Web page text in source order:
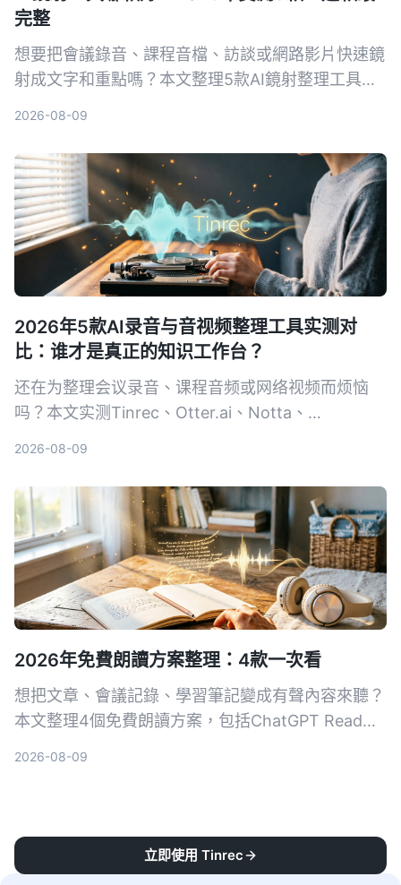
完整
想要把會議錄音、課程音檔、訪談或網路影片快速鏡
射成文字和重點嗎？本文整理5款AI鏡射整理工具，
2026-08-09
2026年5款AI录音与音视频整理工具实测对
比：谁才是真正的知识工作台？
还在为整理会议录音、课程音频或网络视频而烦恼
吗？本文实测Tinrec、Otter.ai、Notta、
的AI录音与音视频整理方案。
2026-08-09
2026年免費朗讀方案整理：4款一次看
想把文章、會議記錄、學習筆記變成有聲內容來聽？
本文整理4個免費朗讀方案，包括ChatGPT Read
2026-08-09
立即使用 Tinrec